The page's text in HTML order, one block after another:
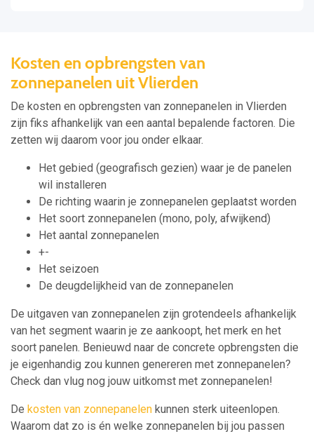
Kosten en opbrengsten van
zonnepanelen uit Vlierden
De kosten en opbrengsten van zonnepanelen in Vlierden
zijn fiks afhankelijk van een aantal bepalende factoren. Die
zetten wij daarom voor jou onder elkaar.
Het gebied (geografisch gezien) waar je de panelen
wil installeren
De richting waarin je zonnepanelen geplaatst worden
Het soort zonnepanelen (mono, poly, afwijkend)
Het aantal zonnepanelen
+-
Het seizoen
De deugdelijkheid van de zonnepanelen
De uitgaven van zonnepanelen zijn grotendeels afhankelijk
van het segment waarin je ze aankoopt, het merk en het
soort panelen. Benieuwd naar de concrete opbrengsten die
je eigenhandig zou kunnen genereren met zonnepanelen?
Check dan vlug nog jouw uitkomst met zonnepanelen!
De kosten van zonnepanelen kunnen sterk uiteenlopen.
Waarom dat zo is én welke zonnepanelen bij jou passen